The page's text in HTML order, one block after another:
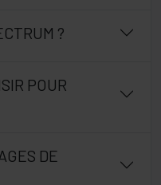
?
POUR
DE